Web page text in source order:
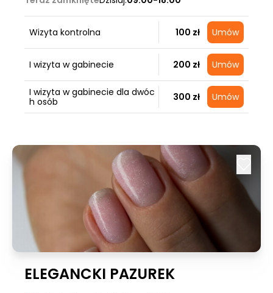
Wizyta kontrolna 100 zł Umów
I wizyta w gabinecie 200 zł Umów
I wizyta w gabinecie dla dwóc
h osób
300 zł Umów
ELEGANCKI PAZUREK